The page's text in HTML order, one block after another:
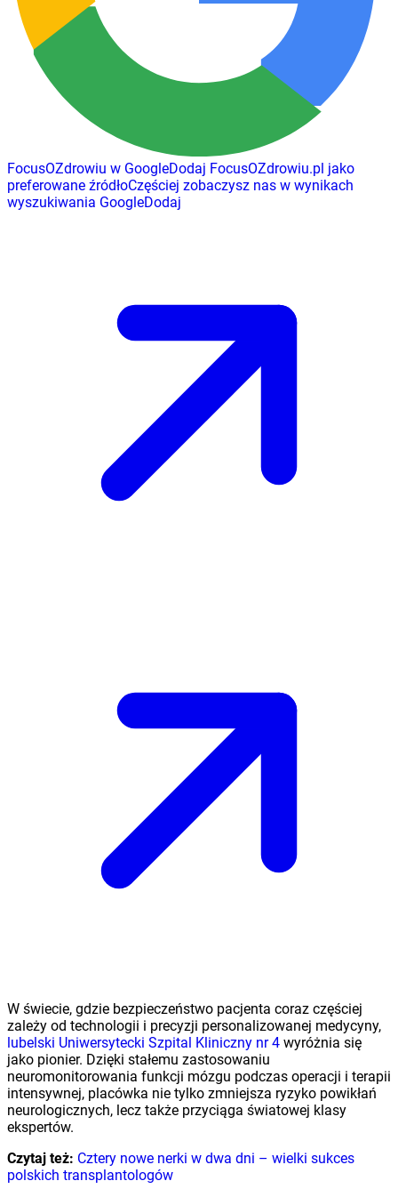
FocusOZdrowiu w GoogleDodaj FocusOZdrowiu.pl jako
preferowane źródłoCzęściej zobaczysz nas w wynikach
wyszukiwania GoogleDodaj
W świecie, gdzie bezpieczeństwo pacjenta coraz częściej
zależy od technologii i precyzji personalizowanej medycyny,
lubelski Uniwersytecki Szpital Kliniczny nr 4 wyróżnia się
jako pionier. Dzięki stałemu zastosowaniu
neuromonitorowania funkcji mózgu podczas operacji i terapii
intensywnej, placówka nie tylko zmniejsza ryzyko powikłań
neurologicznych, lecz także przyciąga światowej klasy
ekspertów.
Czytaj też: Cztery nowe nerki w dwa dni – wielki sukces
polskich transplantologów